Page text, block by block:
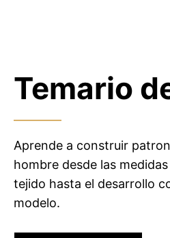
Temario
Aprende a construir
hombre desde las
tejido hasta el desarrollo
modelo.